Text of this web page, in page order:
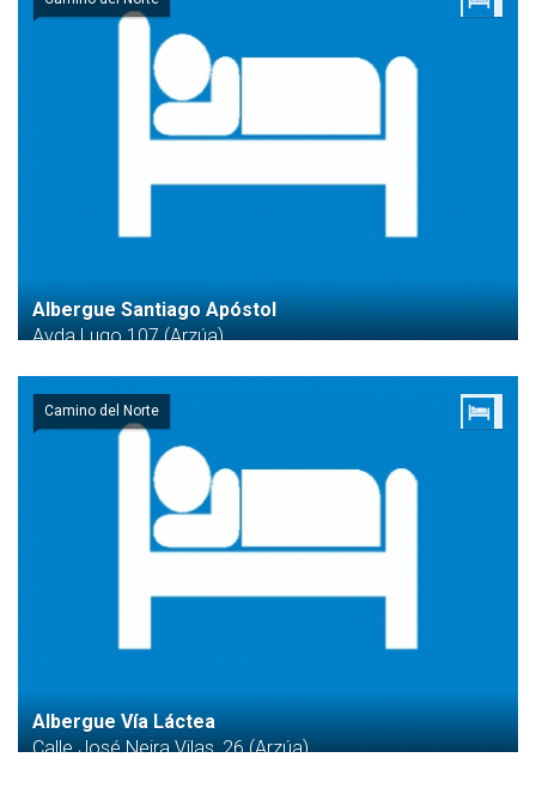
Albergue Santiago Apóstol
Avda Lugo 107 (Arzúa)
Camino del Norte
Albergue Vía Láctea
Calle José Neira Vilas, 26 (Arzúa)